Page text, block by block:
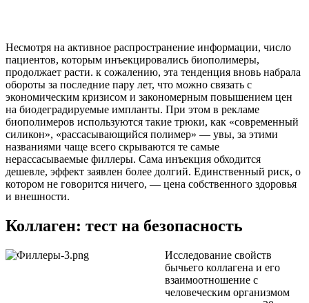
Несмотря на активное распространение информации, число
пациентов, которым инъекцировались биополимеры,
продолжает расти. к сожалению, эта тенденция вновь набрала
обороты за последние пару лет, что можно связать с
экономическим кризисом и закономерным повышением цен
на биодеградируемые импланты. При этом в рекламе
биополимеров используются такие трюки, как «современный
силикон», «рассасывающийся полимер» — увы, за этими
названиями чаще всего скрываются те самые
нерассасываемые филлеры. Сама инъекция обходится
дешевле, эффект заявлен более долгий. Единственный риск, о
котором не говорится ничего, — цена собственного здоровья
и внешности.
Коллаген: тест на безопасность
Исследование свойств
бычьего коллагена и его
взаимоотношение с
человеческим организмом